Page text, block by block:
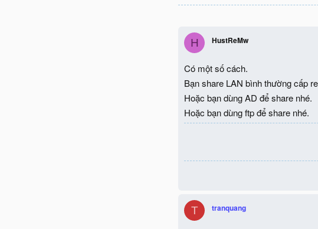
H HustReMw
Có một số cách.
Bạn share LAN bình thường cấp
Hoặc bạn dùng AD để share nhé.
Hoặc bạn dùng ftp để share nhé.
T tranquang